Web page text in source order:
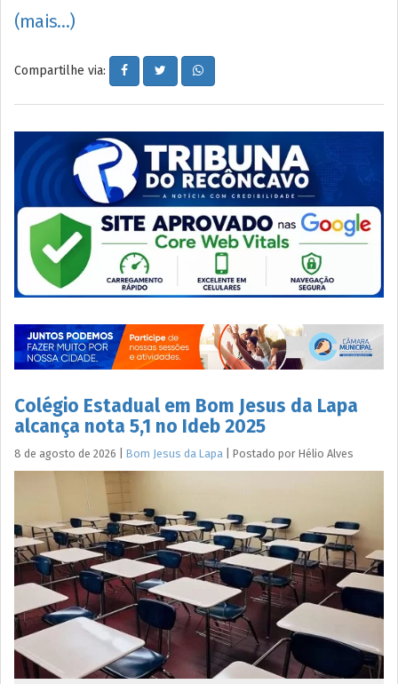
(mais…)
Compartilhe via:
Colégio Estadual em Bom Jesus da Lapa
alcança nota 5,1 no Ideb 2025
8 de agosto de 2026 Bom Jesus da Lapa Postado por Hélio Alves